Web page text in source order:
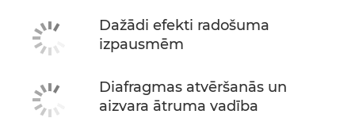
Dažādi efekti radošuma
izpausmēm
Diafragmas atvēršanās un
aizvara ātruma vadība